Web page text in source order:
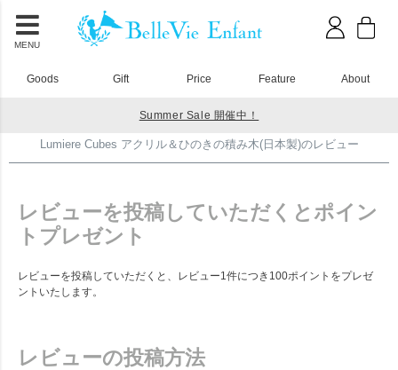
MENU
Goods Gift Price Feature About
Summer Sale 開催中！
Lumiere Cubes アクリル＆ひのきの積み木(日本製)のレビュー
Lumiere Cubes アクリル＆ひのきの積み木(日本製)のレビュー
レビューを投稿していただくとポイン
トプレゼント
レビューを投稿していただくと、レビュー1件につき100ポイントをプレゼ
ントいたします。
レビューの投稿方法